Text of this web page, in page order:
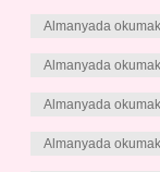
Almanyada
Almanyada
Almanyada
Almanyada okumak